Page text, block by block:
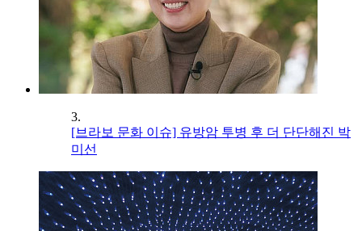
3.
[브라보 문화 이슈] 유방암 투병 후 더 단단해진 박
미선